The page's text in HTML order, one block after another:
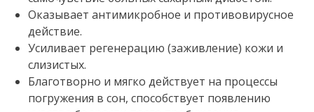
Оказывает антимикробное и противовирусное
действие.
Усиливает регенерацию (заживление) кожи и
слизистых.
Благотворно и мягко действует на процессы
погружения в сон, способствует появлению